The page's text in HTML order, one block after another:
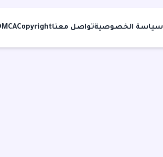
سياسة الخصوصيةتواصل معناCopyright